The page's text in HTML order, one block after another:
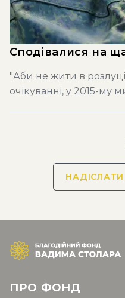
Сподівалися на
"Аби не жити в
очікуванні, у 2015-му
ПРО ФОНД